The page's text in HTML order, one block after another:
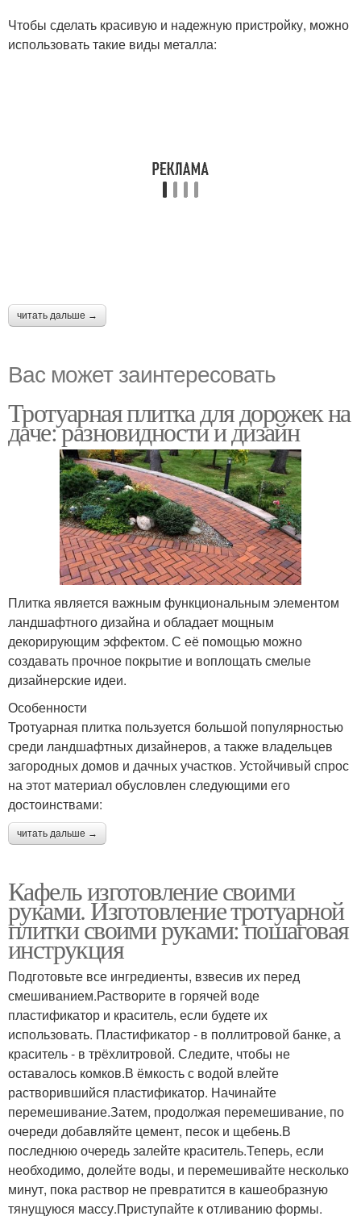
Чтобы сделать красивую и надежную пристройку, можно
использовать такие виды металла:
читать дальше →
Вас может заинтересовать
Тротуарная плитка для дорожек на
даче: разновидности и дизайн
Плитка является важным функциональным элементом
ландшафтного дизайна и обладает мощным
декорирующим эффектом. С её помощью можно
создавать прочное покрытие и воплощать смелые
дизайнерские идеи.
Особенности
Тротуарная плитка пользуется большой популярностью
среди ландшафтных дизайнеров, а также владельцев
загородных домов и дачных участков. Устойчивый спрос
на этот материал обусловлен следующими его
достоинствами:
читать дальше →
Кафель изготовление своими
руками. Изготовление тротуарной
плитки своими руками: пошаговая
инструкция
Подготовьте все ингредиенты, взвесив их перед
смешиванием.Растворите в горячей воде
пластификатор и краситель, если будете их
использовать. Пластификатор - в поллитровой банке, а
краситель - в трёхлитровой. Следите, чтобы не
оставалось комков.В ёмкость с водой влейте
растворившийся пластификатор. Начинайте
перемешивание.Затем, продолжая перемешивание, по
очереди добавляйте цемент, песок и щебень.В
последнюю очередь залейте краситель.Теперь, если
необходимо, долейте воды, и перемешивайте несколько
минут, пока раствор не превратится в кашеобразную
тянущуюся массу.Приступайте к отливанию формы.